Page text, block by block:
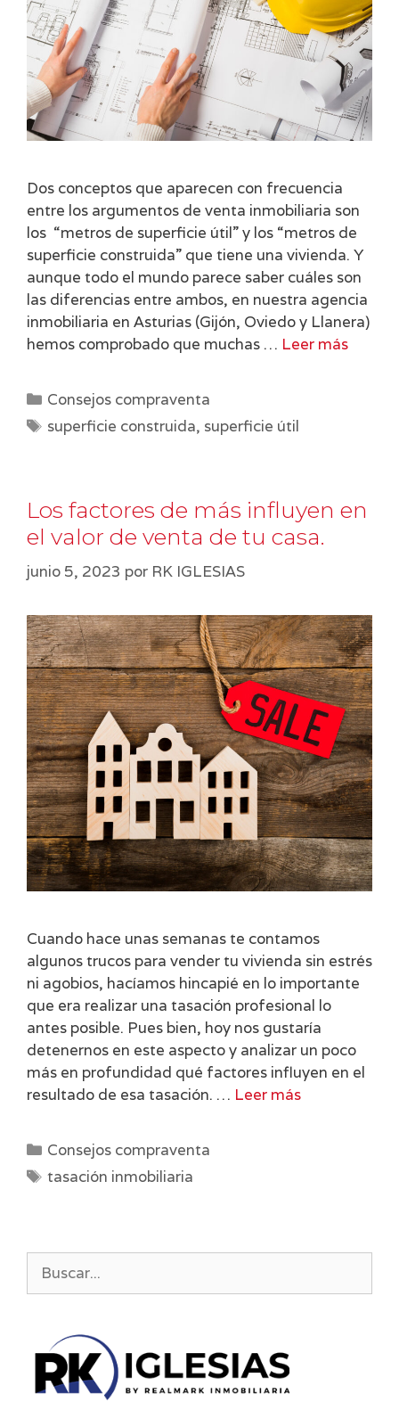
Dos conceptos que aparecen con frecuencia
entre los argumentos de venta inmobiliaria son
los “metros de superficie útil” y los “metros de
superficie construida” que tiene una vivienda. Y
aunque todo el mundo parece saber cuáles son
las diferencias entre ambos, en nuestra agencia
inmobiliaria en Asturias (Gijón, Oviedo y Llanera)
hemos comprobado que muchas … Leer más
Categorías
Consejos compraventa
Etiquetas
superficie construida, superficie útil
Los factores de más influyen en
el valor de venta de tu casa.
junio 5, 2023 por RK IGLESIAS
Cuando hace unas semanas te contamos
algunos trucos para vender tu vivienda sin estrés
ni agobios, hacíamos hincapié en lo importante
que era realizar una tasación profesional lo
antes posible. Pues bien, hoy nos gustaría
detenernos en este aspecto y analizar un poco
más en profundidad qué factores influyen en el
resultado de esa tasación. … Leer más
Categorías
Consejos compraventa
Etiquetas
tasación inmobiliaria